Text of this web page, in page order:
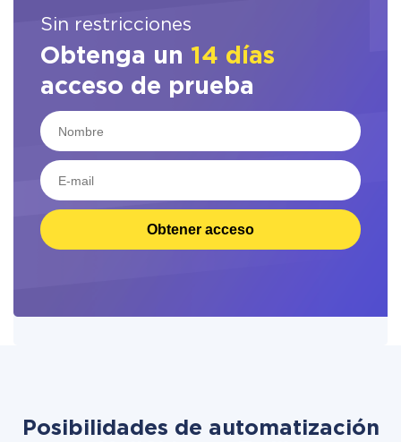
Sin restricciones
Obtenga un 14 días
acceso de prueba
Obtener acceso
Posibilidades de automatización